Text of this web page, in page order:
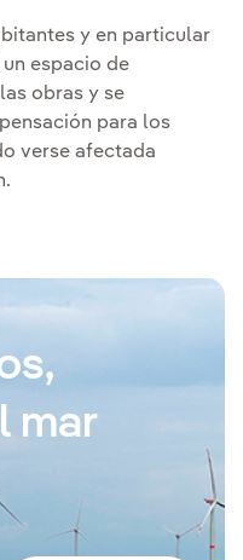
y en particular
espacio de
obras y se
para los
verse afectada
mar